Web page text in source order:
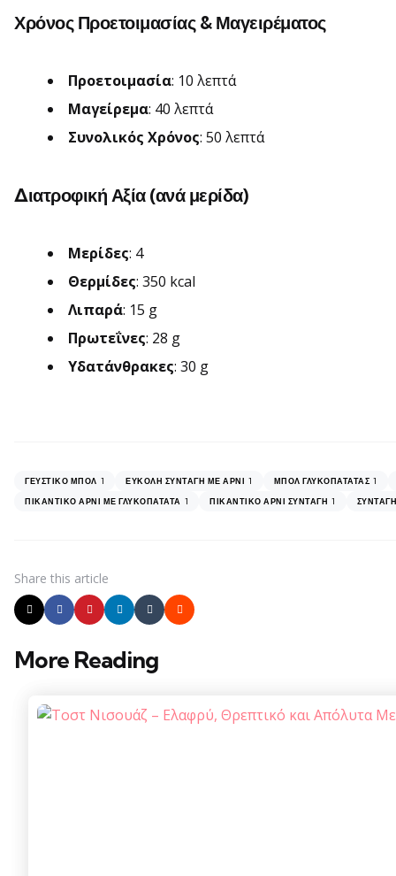
Χρόνος Προετοιμασίας & Μαγειρέματος
Προετοιμασία: 10 λεπτά
Μαγείρεμα: 40 λεπτά
Συνολικός Χρόνος: 50 λεπτά
Διατροφική Αξία (ανά μερίδα)
Μερίδες: 4
Θερμίδες: 350 kcal
Λιπαρά: 15 g
Πρωτεΐνες: 28 g
Υδατάνθρακες: 30 g
ΓΕΥΣΤΙΚΌ ΜΠΟΛ 1 ΕΎΚΟΛΗ ΣΥΝΤΑΓΉ ΜΕ ΑΡΝΊ 1 ΜΠΟΛ ΓΛΥΚΟΠΑΤΆΤΑΣ 1
ΠΙΚΆΝΤΙΚΟ ΑΡΝΊ ΜΕ ΓΛΥΚΟΠΑΤΆΤΑ 1 ΠΙΚΆΝΤΙΚΟ ΑΡΝΊ ΣΥΝΤΑΓΉ 1
Share this article
More Reading
Post